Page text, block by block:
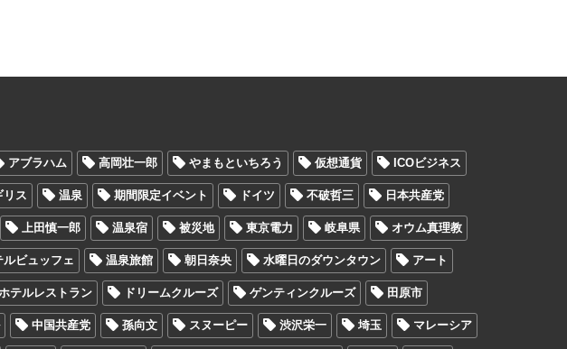
アブラハム 高岡壮一郎 やまもといちろう 仮想通貨 ICOビジネス
リス 温泉 期間限定イベント ドイツ 不破哲三 日本共産党
上田慎一郎 温泉宿 被災地 東京電力 岐阜県 オウム真理教
ルビュッフェ 温泉旅館 朝日奈央 水曜日のダウンタウン アート
テルレストラン ドリームクルーズ ゲンティンクルーズ 田原市
中国共産党 孫向文 スヌーピー 渋沢栄一 埼玉 マレーシア